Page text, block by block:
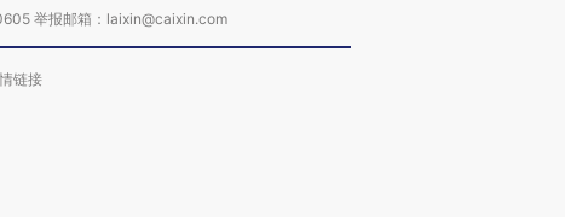
举报邮箱：laixin@caixin.com
链接